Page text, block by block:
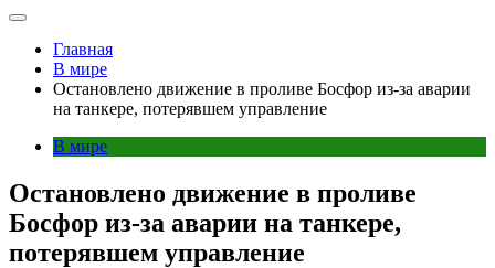
Главная
В мире
Остановлено движение в проливе Босфор из-за аварии
на танкере, потерявшем управление
В мире
Остановлено движение в проливе
Босфор из-за аварии на танкере,
потерявшем управление